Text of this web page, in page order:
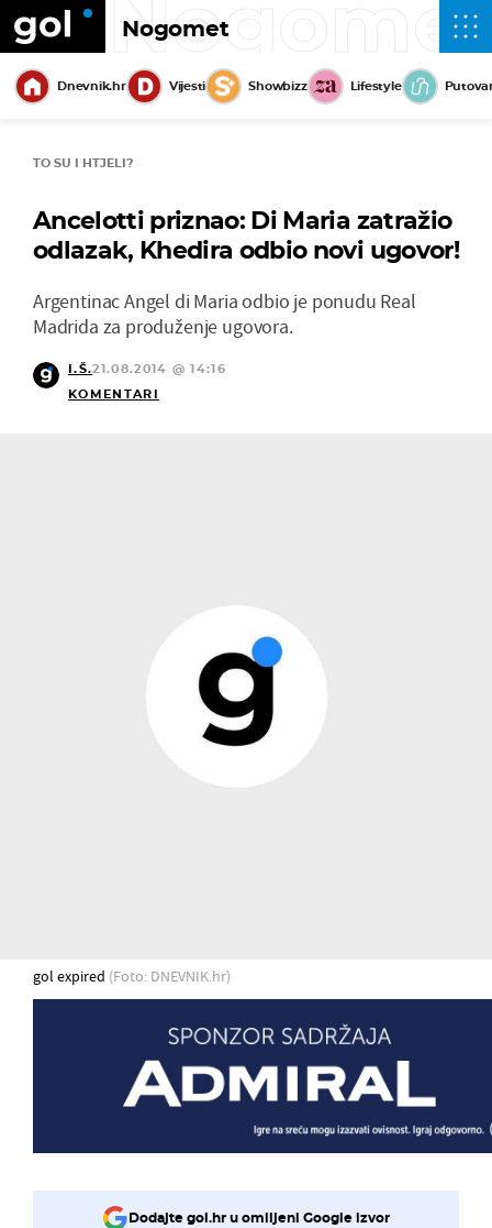
Nogomet
Dnevnik.hr Vijesti Showbizz Lifestyle
TO SU I HTJELI?
Ancelotti priznao: Di Maria zatražio
odlazak, Khedira odbio novi ugovor!
Argentinac Angel di Maria odbio je ponudu Real
Madrida za produženje ugovora.
I.Š.21.08.2014 @ 14:16
KOMENTARI
gol expired (Foto: DNEVNIK.hr)
Dodajte gol.hr u omiljeni Google izvor